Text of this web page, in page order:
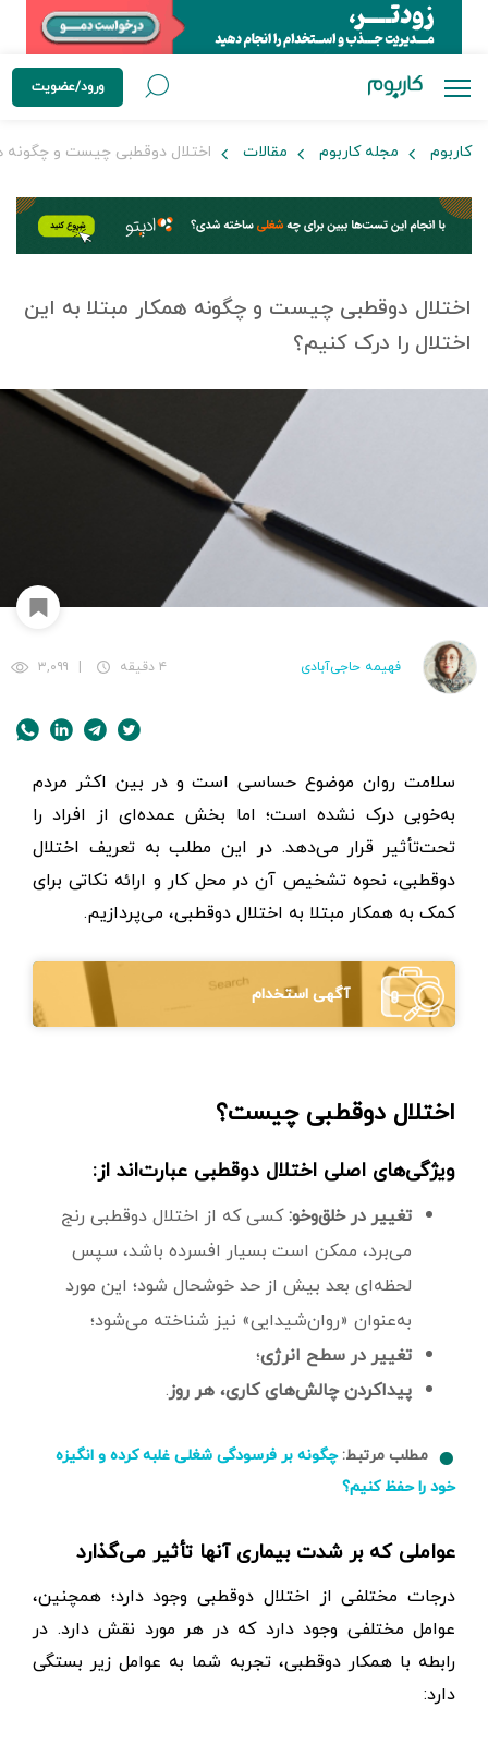
ورود/عضویت
کاربوم مجله کاربوم مقالات اختلال دوقطبی چیست و چگونه
اختلال دوقطبی چیست و چگونه همکار مبتلا به این
اختلال را درک کنیم؟
فهیمه حاجی‌آبادی ۴ دقیقه ۳,۰۹۹
سلامت روان موضوع حساسی است و در بین اکثر مردم
به‌خوبی درک نشده است؛ اما بخش عمده‌ای از افراد را
تحت‌تأثیر قرار می‌دهد. در این مطلب به تعریف اختلال
دوقطبی، نحوه تشخیص آن در محل کار و ارائه نکاتی برای
کمک به همکار مبتلا به اختلال دوقطبی، می‌پردازیم.
آگهی استخدام
اختلال دوقطبی چیست؟
ویژگی‌های اصلی اختلال دوقطبی عبارت‌اند از:
تغییر در خلق‌و‌خو:کسی که از اختلال دوقطبی رنج
می‌برد، ممکن است بسیار افسرده باشد، سپس
لحظه‌ای بعد بیش‌ از حد خوشحال شود؛ این مورد
به‌عنوان «روان‌شیدایی» نیز شناخته می‌شود؛
تغییر در سطح انرژی؛
پیداکردن چالش‌های کاری، هر روز.
مطلب مرتبط:چگونه بر فرسودگی شغلی غلبه کرده و انگیزه
خود را حفظ کنیم؟
عواملی که بر شدت بیماری آنها تأثیر می‌گذارد
درجات مختلفی از اختلال دوقطبی وجود دارد؛ همچنین،
عوامل مختلفی وجود دارد که در هر مورد نقش دارد. در
رابطه با همکار دوقطبی، تجربه شما به عوامل زیر بستگی
دارد: